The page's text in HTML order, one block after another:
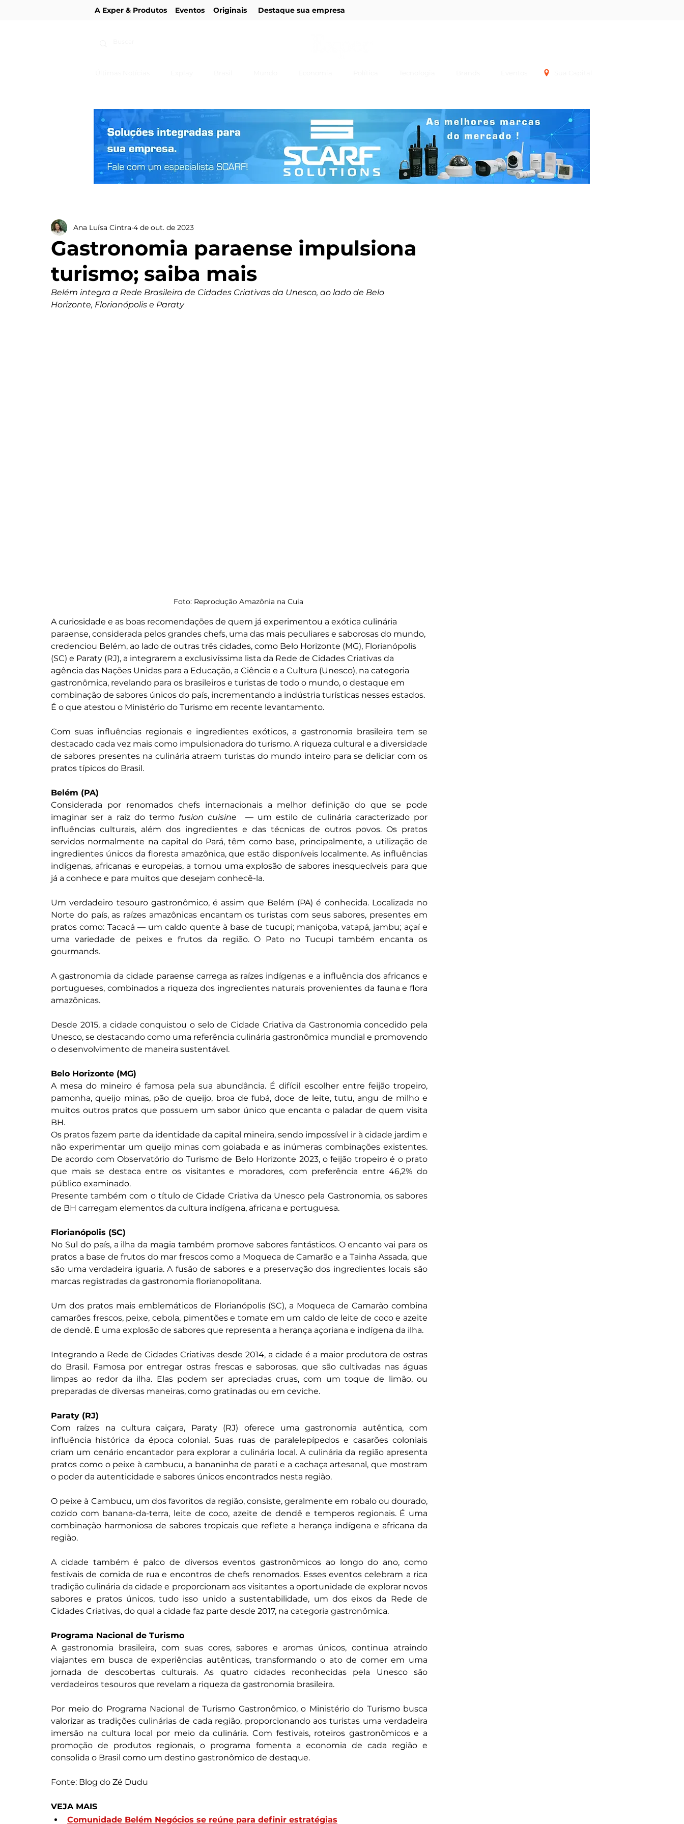
A Exper & Produtos Eventos Originais Destaque sua empresa
Gastronomia paraense impulsiona
turismo; saiba mais
Ana Luísa Cintra 4 de out. de 2023
Belém integra a Rede Brasileira de Cidades Criativas da Unesco, ao lado de Belo
Horizonte, Florianópolis e Paraty
Foto: Reprodução Amazônia na Cuia
A curiosidade e as boas recomendações de quem já experimentou a exótica culinária
paraense, considerada pelos grandes chefs, uma das mais peculiares e saborosas do mundo,
credenciou Belém, ao lado de outras três cidades, como Belo Horizonte (MG), Florianópolis
(SC) e Paraty (RJ), a integrarem a exclusivíssima lista da Rede de Cidades Criativas da
agência das Nações Unidas para a Educação, a Ciência e a Cultura (Unesco), na categoria
gastronômica, revelando para os brasileiros e turistas de todo o mundo, o destaque em
combinação de sabores únicos do país, incrementando a indústria turísticas nesses estados.
É o que atestou o Ministério do Turismo em recente levantamento.
Com suas influências regionais e ingredientes exóticos, a gastronomia brasileira tem se
destacado cada vez mais como impulsionadora do turismo. A riqueza cultural e a diversidade
de sabores presentes na culinária atraem turistas do mundo inteiro para se deliciar com os
pratos típicos do Brasil.
Belém (PA)
Considerada por renomados chefs internacionais a melhor definição do que se pode
imaginar ser a raiz do termo fusion cuisine
  — um estilo de culinária caracterizado por
influências culturais, além dos ingredientes e das técnicas de outros povos. Os pratos
servidos normalmente na capital do Pará, têm como base, principalmente, a utilização de
ingredientes únicos da floresta amazônica, que estão disponíveis localmente. As influências
indígenas, africanas e europeias, a tornou uma explosão de sabores inesquecíveis para que
já a conhece e para muitos que desejam conhecê-la.
Um verdadeiro tesouro gastronômico, é assim que Belém (PA) é conhecida. Localizada no
Norte do país, as raízes amazônicas encantam os turistas com seus sabores, presentes em
pratos como: Tacacá — um caldo quente à base de tucupi; maniçoba, vatapá, jambu; açaí e
uma variedade de peixes e frutos da região. O Pato no Tucupi também encanta os
gourmands.
A gastronomia da cidade paraense carrega as raízes indígenas e a influência dos africanos e
portugueses, combinados a riqueza dos ingredientes naturais provenientes da fauna e flora
amazônicas.
Desde 2015, a cidade conquistou o selo de Cidade Criativa da Gastronomia concedido pela
Unesco, se destacando como uma referência culinária gastronômica mundial e promovendo
o desenvolvimento de maneira sustentável.
Belo Horizonte (MG)
A mesa do mineiro é famosa pela sua abundância. É difícil escolher entre feijão tropeiro,
pamonha, queijo minas, pão de queijo, broa de fubá, doce de leite, tutu, angu de milho e
muitos outros pratos que possuem um sabor único que encanta o paladar de quem visita
BH.
Os pratos fazem parte da identidade da capital mineira, sendo impossível ir à cidade jardim e
não experimentar um queijo minas com goiabada e as inúmeras combinações existentes.
De acordo com Observatório do Turismo de Belo Horizonte 2023, o feijão tropeiro é o prato
que mais se destaca entre os visitantes e moradores, com preferência entre 46,2% do
público examinado.
Presente também com o título de Cidade Criativa da Unesco pela Gastronomia, os sabores
de BH carregam elementos da cultura indígena, africana e portuguesa.
Florianópolis (SC)
No Sul do país, a ilha da magia também promove sabores fantásticos. O encanto vai para os
pratos a base de frutos do mar frescos como a Moqueca de Camarão e a Tainha Assada, que
são uma verdadeira iguaria. A fusão de sabores e a preservação dos ingredientes locais são
marcas registradas da gastronomia florianopolitana.
Um dos pratos mais emblemáticos de Florianópolis (SC), a Moqueca de Camarão combina
camarões frescos, peixe, cebola, pimentões e tomate em um caldo de leite de coco e azeite
de dendê. É uma explosão de sabores que representa a herança açoriana e indígena da ilha.
Integrando a Rede de Cidades Criativas desde 2014, a cidade é a maior produtora de ostras
do Brasil. Famosa por entregar ostras frescas e saborosas, que são cultivadas nas águas
limpas ao redor da ilha. Elas podem ser apreciadas cruas, com um toque de limão, ou
preparadas de diversas maneiras, como gratinadas ou em ceviche.
Paraty (RJ)
Com raízes na cultura caiçara, Paraty (RJ) oferece uma gastronomia autêntica, com
influência histórica da época colonial. Suas ruas de paralelepípedos e casarões coloniais
criam um cenário encantador para explorar a culinária local. A culinária da região apresenta
pratos como o peixe à cambucu, a bananinha de parati e a cachaça artesanal, que mostram
o poder da autenticidade e sabores únicos encontrados nesta região.
O peixe à Cambucu, um dos favoritos da região, consiste, geralmente em robalo ou dourado,
cozido com banana-da-terra, leite de coco, azeite de dendê e temperos regionais. É uma
combinação harmoniosa de sabores tropicais que reflete a herança indígena e africana da
região.
A cidade também é palco de diversos eventos gastronômicos ao longo do ano, como
festivais de comida de rua e encontros de chefs renomados. Esses eventos celebram a rica
tradição culinária da cidade e proporcionam aos visitantes a oportunidade de explorar novos
sabores e pratos únicos, tudo isso unido a sustentabilidade, um dos eixos da Rede de
Cidades Criativas, do qual a cidade faz parte desde 2017, na categoria gastronômica.
Programa Nacional de Turismo
A gastronomia brasileira, com suas cores, sabores e aromas únicos, continua atraindo
viajantes em busca de experiências autênticas, transformando o ato de comer em uma
jornada de descobertas culturais. As quatro cidades reconhecidas pela Unesco são
verdadeiros tesouros que revelam a riqueza da gastronomia brasileira.
Por meio do Programa Nacional de Turismo Gastronômico, o Ministério do Turismo busca
valorizar as tradições culinárias de cada região, proporcionando aos turistas uma verdadeira
imersão na cultura local por meio da culinária. Com festivais, roteiros gastronômicos e a
promoção de produtos regionais, o programa fomenta a economia de cada região e
consolida o Brasil como um destino gastronômico de destaque.
Fonte: Blog do Zé Dudu
VEJA MAIS
Comunidade Belém Negócios se reúne para definir estratégias